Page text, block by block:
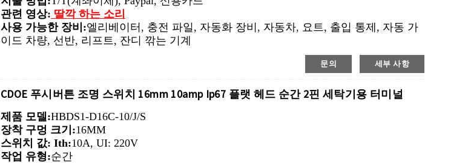
관련 영상: 딸깍 하는 소리
사용 가능한 장비:엘리베이터, 충전 파일, 자동화 장비, 자동차, 요트, 출입 통제, 자동 가
이드 차량, 선반, 리프트, 잔디 깎는 기계
문의 세부 사항
CDOE 푸시버튼 조명 스위치 16mm 10amp Ip67 플랫 헤드 순간 2핀 세탁기용 터미널
제품 모델:HBDS1-D16C-10/J/S
장착 구멍 크기:16MM
스위치 값: Ith:10A, UI: 220V
작업 유형:순간